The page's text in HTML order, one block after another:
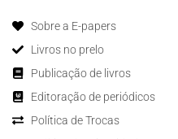
Sobre a E-papers
Livros no prelo
Publicação de livros
Editoração de periódicos
Política de Trocas